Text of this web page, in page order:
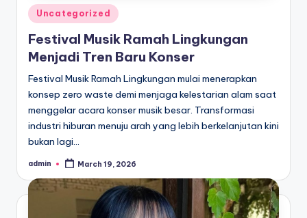
Posted
in
Uncategorized
Festival Musik Ramah Lingkungan
Menjadi Tren Baru Konser
Festival Musik Ramah Lingkungan mulai menerapkan
konsep zero waste demi menjaga kelestarian alam saat
menggelar acara konser musik besar. Transformasi
industri hiburan menuju arah yang lebih berkelanjutan kini
bukan lagi…
Posted
admin March 19, 2026